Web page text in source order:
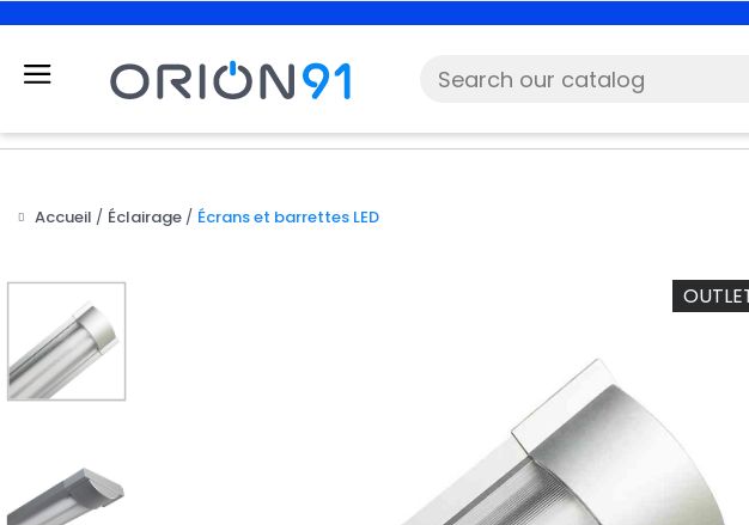
Accueil Éclairage Écrans et barrettes LED